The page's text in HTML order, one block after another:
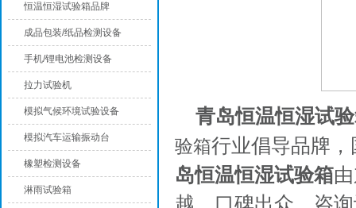
青岛恒温恒湿试
验箱行业倡导品牌
岛恒温恒湿试验箱
越，口碑出众，咨
恒温恒湿试验箱品牌
成品包装/纸品检测设备
手机/锂电池检测设备
拉力试验机
模拟气候环境试验设备
模拟汽车运输振动台
橡塑检测设备
淋雨试验箱